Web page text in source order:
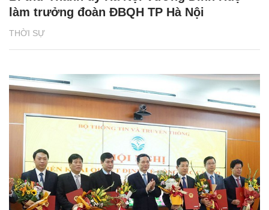
THỜI SỰ
làm trưởng đoàn ĐBQH TP Hà Nội